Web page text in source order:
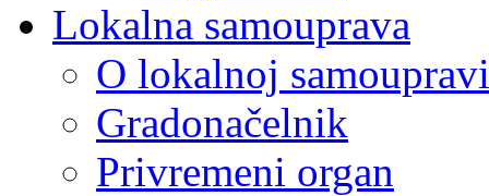
Lokalna samouprava
O lokalnoj samoupravi
Gradonačelnik
Privremeni organ